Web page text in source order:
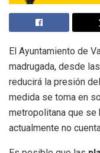
El Ayuntamiento de
madrugada, desde las
reducirá la presión
medida se toma en
metropolitana que se
actualmente no